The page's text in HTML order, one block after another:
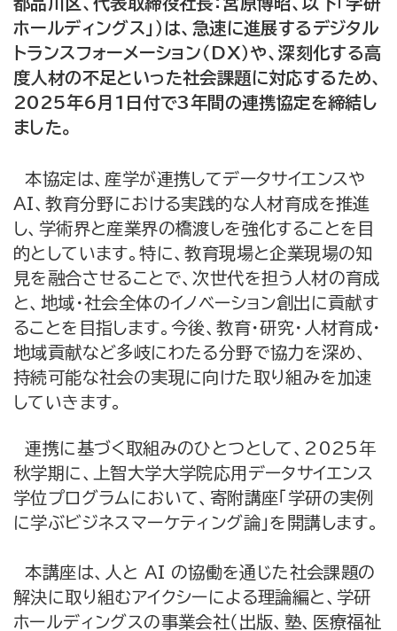
ホールディングス」）は、急速に進展するデジタル
トランスフォーメーション（DX）や、深刻化する高
度人材の不足といった社会課題に対応するため、
2025年6月1日付で3年間の連携協定を締結し
ました。
本協定は、産学が連携してデータサイエンスや
AI、教育分野における実践的な人材育成を推進
し、学術界と産業界の橋渡しを強化することを目
的としています。特に、教育現場と企業現場の知
見を融合させることで、次世代を担う人材の育成
と、地域・社会全体のイノベーション創出に貢献す
ることを目指します。今後、教育・研究・人材育成・
地域貢献など多岐にわたる分野で協力を深め、
持続可能な社会の実現に向けた取り組みを加速
していきます。
連携に基づく取組みのひとつとして、2025年
秋学期に、上智大学大学院応用データサイエンス
学位プログラムにおいて、寄附講座「学研の実例
に学ぶビジネスマーケティング論」を開講します。
本講座は、人と AI の協働を通じた社会課題の
解決に取り組むアイクシーによる理論編と、学研
ホールディングスの事業会社（出版、塾、医療福祉